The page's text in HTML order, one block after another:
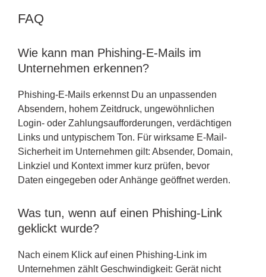
FAQ
Wie kann man Phishing-E-Mails im
Unternehmen erkennen?
Phishing-E-Mails erkennst Du an unpassenden
Absendern, hohem Zeitdruck, ungewöhnlichen
Login- oder Zahlungsaufforderungen, verdächtigen
Links und untypischem Ton. Für wirksame E-Mail-
Sicherheit im Unternehmen gilt: Absender, Domain,
Linkziel und Kontext immer kurz prüfen, bevor
Daten eingegeben oder Anhänge geöffnet werden.
Was tun, wenn auf einen Phishing-Link
geklickt wurde?
Nach einem Klick auf einen Phishing-Link im
Unternehmen zählt Geschwindigkeit: Gerät nicht